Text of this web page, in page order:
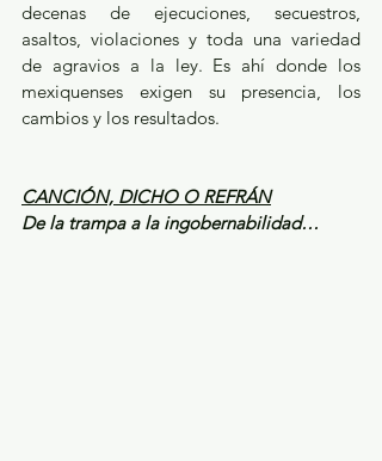
decenas de ejecuciones, secuestros,
asaltos, violaciones y toda una variedad
de agravios a la ley. Es ahí donde los
mexiquenses exigen su presencia, los
cambios y los resultados.
CANCIÓN, DICHO O REFRÁN
De la trampa a la ingobernabilidad…